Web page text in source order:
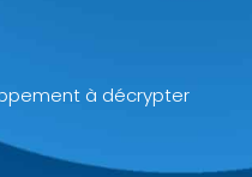
à décrypter